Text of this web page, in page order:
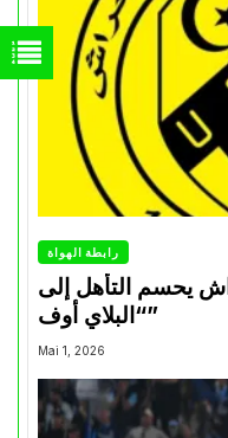
رابطة الهواة
يحسم التأهل إلى
“البلاي أوف”
Mai 1, 2026